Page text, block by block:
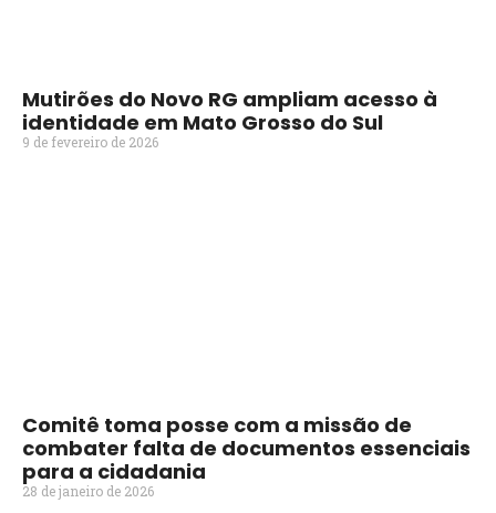
Mutirões do Novo RG ampliam acesso à
identidade em Mato Grosso do Sul
9 de fevereiro de 2026
Comitê toma posse com a missão de
combater falta de documentos essenciais
para a cidadania
28 de janeiro de 2026